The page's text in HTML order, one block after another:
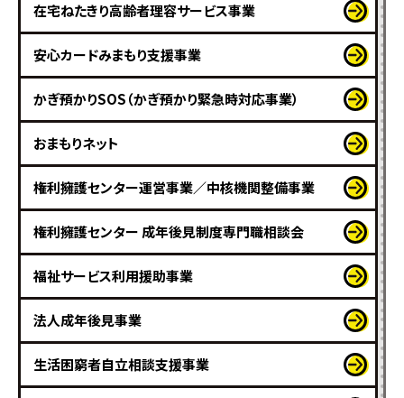
在宅ねたきり高齢者理容サービス事業
安心カードみまもり支援事業
かぎ預かりSOS（かぎ預かり緊急時対応事業）
おまもりネット
権利擁護センター運営事業／中核機関整備事業
権利擁護センター 成年後見制度専門職相談会
福祉サービス利用援助事業
法人成年後見事業
生活困窮者自立相談支援事業